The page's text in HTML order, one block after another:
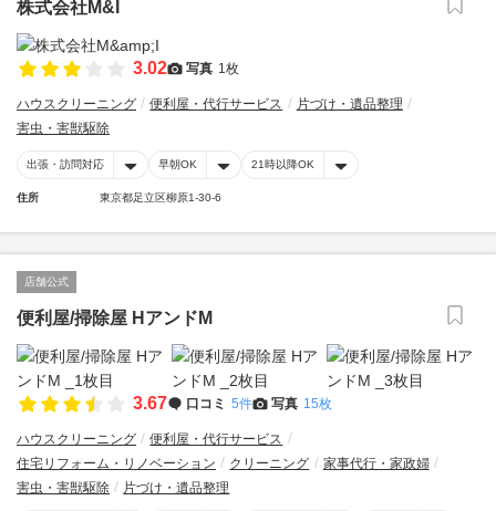
株式会社M&I
3.02 写真 1枚
ハウスクリーニング 便利屋・代行サービス
片づけ・遺品整理
害虫・害獣駆除
出張・訪問対応 早朝OK 21時以降OK
住所 東京都足立区柳原1-30-6
店舗公式
便利屋/掃除屋 HアンドM
3.67 口コミ 5件 写真 15枚
ハウスクリーニング
便利屋・代行サービス
住宅リフォーム・リノベーション
クリーニング
家事代行・家政婦
害虫・害獣駆除
片づけ・遺品整理